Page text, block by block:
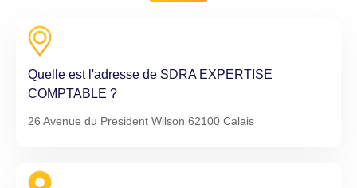
Quelle est l'adresse de SDRA EXPERTISE
COMPTABLE ?
26 Avenue du President Wilson 62100 Calais